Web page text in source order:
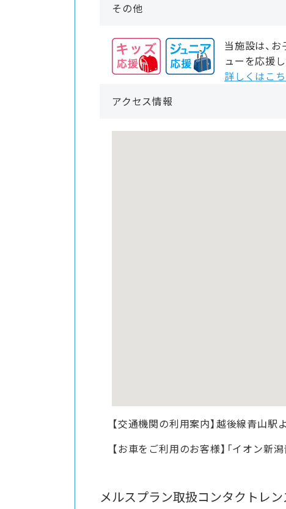
その他
当施設は、
ューを応援
詳しくはこち
アクセス情報
【交通機関の利用案内】越後線青山駅
【お車をご利用のお客様】「イオン新
メルスプラン取扱コンタクトレン